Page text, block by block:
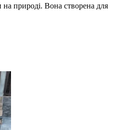
на природі. Вона створена для